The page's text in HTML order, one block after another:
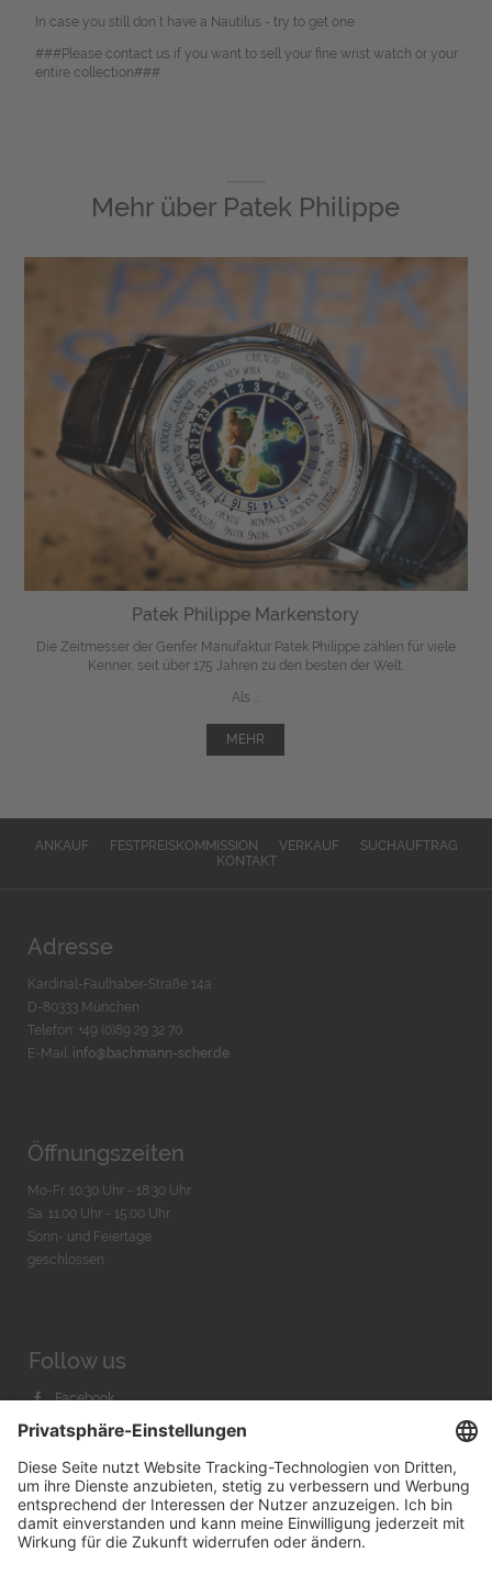
In case you still don´t have a Nautilus - try to get one.
###Please contact us if you want to sell your fine wrist watch or your
entire collection###
Mehr über Patek Philippe
Patek Philippe Markenstory
Die Zeitmesser der Genfer Manufaktur Patek Philippe zählen für viele
Kenner, seit über 175 Jahren zu den besten der Welt.
Als ...
MEHR
ANKAUF FESTPREISKOMMISSION VERKAUF
SUCHAUFTRAG
KONTAKT
Adresse
Kardinal-Faulhaber-Straße 14a
D-80333 München
Telefon: +49 (0)89 29 32 70
E-Mail: info@bachmann-scher.de
Öffnungszeiten
Mo-Fr. 10:30 Uhr - 18:30 Uhr
Sa. 11:00 Uhr - 15.00 Uhr
Sonn- und Feiertage
geschlossen
Follow us
Facebook
Instagram
Youtube